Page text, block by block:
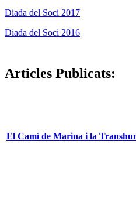
Diada del Soci 2017
Diada del Soci 2016
Articles Publicats:
El Camí de Marina i la